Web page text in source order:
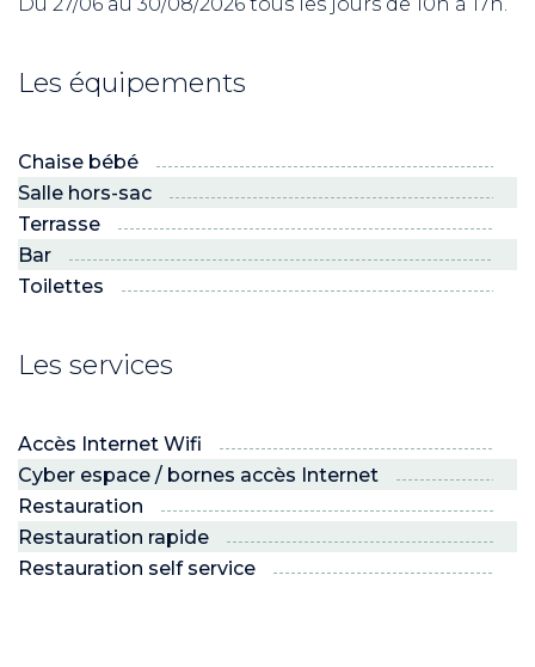
Les équipements
Chaise bébé
Salle hors-sac
Terrasse
Bar
Toilettes
Les services
Accès Internet Wifi
Cyber espace / bornes accès Internet
Restauration
Restauration rapide
Restauration self service